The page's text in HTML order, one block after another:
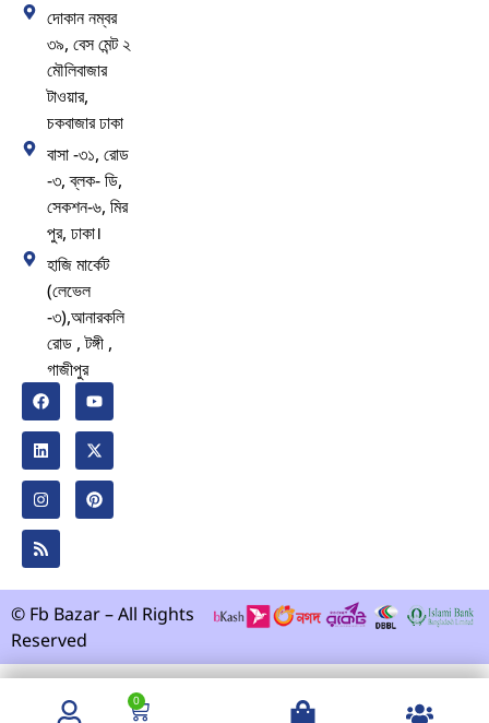
দোকান নম্বর
৩৯, বেস মেন্ট ২
মৌলিবাজার
টাওয়ার,
চকবাজার ঢাকা
বাসা -৩১, রোড
-৩, ব্লক- ডি,
সেকশন-৬, মির
পুর, ঢাকা।
হাজি মার্কেট
(লেভেল
-৩),আনারকলি
রোড , টঙ্গী ,
গাজীপুর
© Fb Bazar – All Rights
Reserved
0